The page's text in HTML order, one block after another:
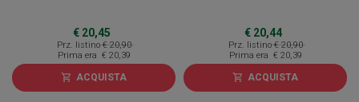
€ 20,45
Prz. listino € 20,90
Prima era € 20,39
shopping_cart ACQUISTA
€ 20,44
Prz. listino € 20,90
Prima era € 20,39
shopping_cart ACQUISTA